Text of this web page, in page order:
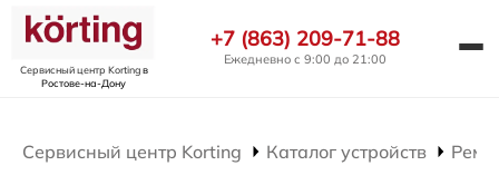
Сервисный центр Kortingв
Ростове-на-Дону
+7 (863) 209-71-88
Ежедневно с 9:00 до 21:00
Сервисный центр Korting Каталог устройств